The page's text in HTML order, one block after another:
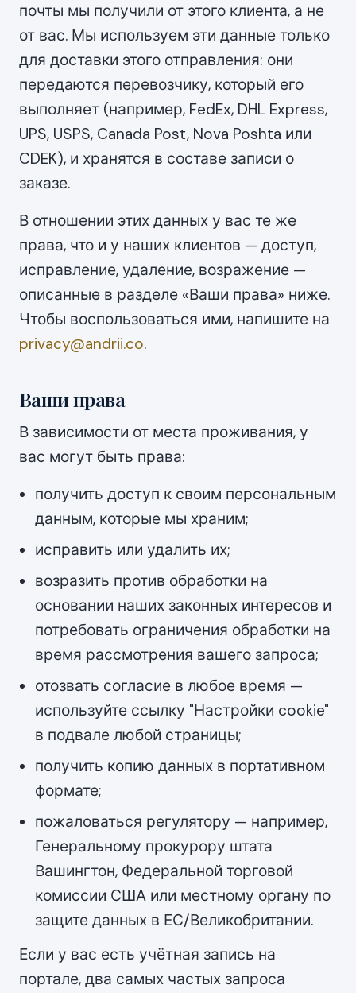
почты мы получили от этого клиента, а не
от вас. Мы используем эти данные только
для доставки этого отправления: они
передаются перевозчику, который его
выполняет (например, FedEx, DHL Express,
UPS, USPS, Canada Post, Nova Poshta или
CDEK), и хранятся в составе записи о
заказе.
В отношении этих данных у вас те же
права, что и у наших клиентов — доступ,
исправление, удаление, возражение —
описанные в разделе «Ваши права» ниже.
Чтобы воспользоваться ими, напишите на
privacy@andrii.co.
Ваши права
В зависимости от места проживания, у
вас могут быть права:
получить доступ к своим персональным
данным, которые мы храним;
исправить или удалить их;
возразить против обработки на
основании наших законных интересов и
потребовать ограничения обработки на
время рассмотрения вашего запроса;
отозвать согласие в любое время —
используйте ссылку "Настройки cookie"
в подвале любой страницы;
получить копию данных в портативном
формате;
пожаловаться регулятору — например,
Генеральному прокурору штата
Вашингтон, Федеральной торговой
комиссии США или местному органу по
защите данных в ЕС/Великобритании.
Если у вас есть учётная запись на
портале, два самых частых запроса